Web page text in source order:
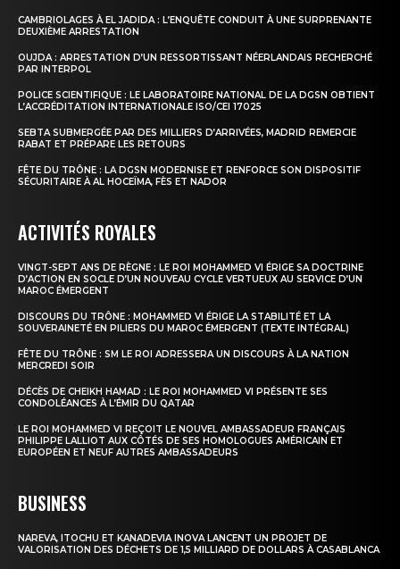
CAMBRIOLAGES À EL JADIDA : L’ENQUÊTE CONDUIT À UNE SURPRENANTE
DEUXIÈME ARRESTATION
OUJDA : ARRESTATION D’UN RESSORTISSANT NÉERLANDAIS RECHERCHÉ
PAR INTERPOL
POLICE SCIENTIFIQUE : LE LABORATOIRE NATIONAL DE LA DGSN OBTIENT
L’ACCRÉDITATION INTERNATIONALE ISO/CEI 17025
SEBTA SUBMERGÉE PAR DES MILLIERS D’ARRIVÉES, MADRID REMERCIE
RABAT ET PRÉPARE LES RETOURS
FÊTE DU TRÔNE : LA DGSN MODERNISE ET RENFORCE SON DISPOSITIF
SÉCURITAIRE À AL HOCEÏMA, FÈS ET NADOR
ACTIVITÉS ROYALES
VINGT-SEPT ANS DE RÈGNE : LE ROI MOHAMMED VI ÉRIGE SA DOCTRINE
D’ACTION EN SOCLE D’UN NOUVEAU CYCLE VERTUEUX AU SERVICE D’UN
MAROC ÉMERGENT
DISCOURS DU TRÔNE : MOHAMMED VI ÉRIGE LA STABILITÉ ET LA
SOUVERAINETÉ EN PILIERS DU MAROC ÉMERGENT (TEXTE INTÉGRAL)
FÊTE DU TRÔNE : SM LE ROI ADRESSERA UN DISCOURS À LA NATION
MERCREDI SOIR
DÉCÈS DE CHEIKH HAMAD : LE ROI MOHAMMED VI PRÉSENTE SES
CONDOLÉANCES À L’ÉMIR DU QATAR
LE ROI MOHAMMED VI REÇOIT LE NOUVEL AMBASSADEUR FRANÇAIS
PHILIPPE LALLIOT AUX CÔTÉS DE SES HOMOLOGUES AMÉRICAIN ET
EUROPÉEN ET NEUF AUTRES AMBASSADEURS
BUSINESS
NAREVA, ITOCHU ET KANADEVIA INOVA LANCENT UN PROJET DE
VALORISATION DES DÉCHETS DE 1,5 MILLIARD DE DOLLARS À CASABLANCA